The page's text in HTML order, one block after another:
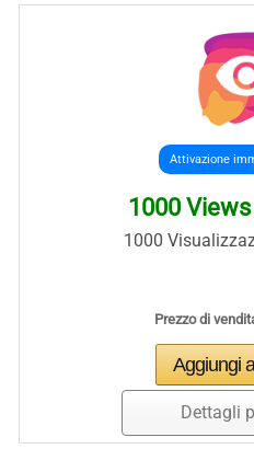
Attivazione
1000
1000
Prezzo di
Dettagli